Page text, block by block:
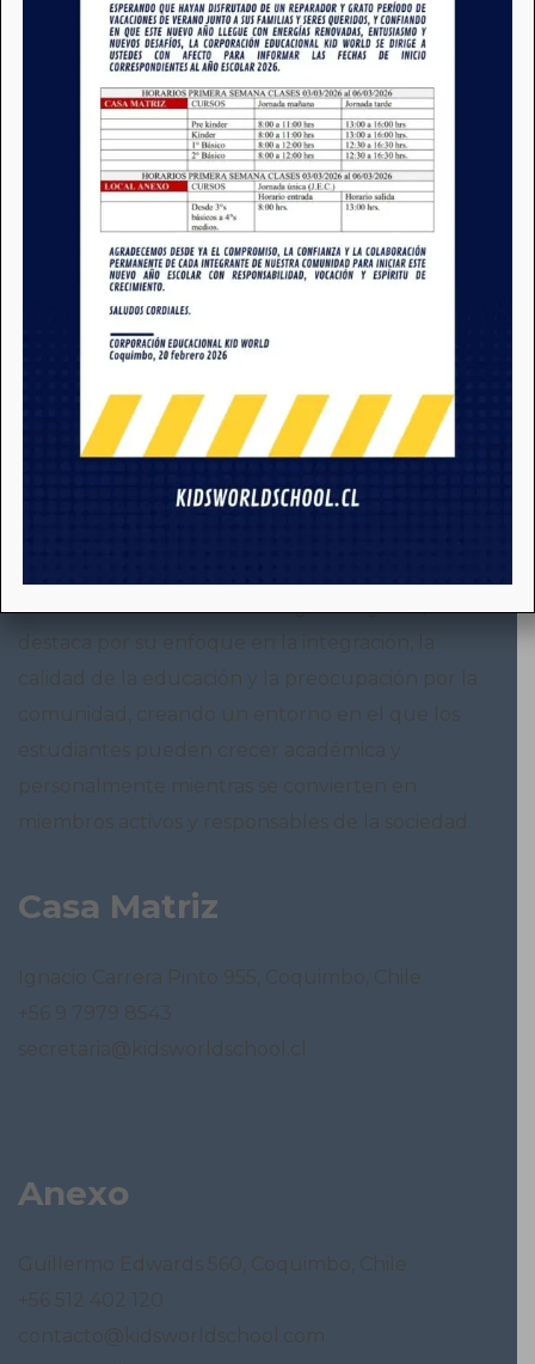
destaca por su enfoque en la integración, la
calidad de la educación y la preocupación por la
comunidad, creando un entorno en el que los
estudiantes pueden crecer académica y
personalmente mientras se convierten en
miembros activos y responsables de la sociedad.
Casa Matriz
Ignacio Carrera Pinto 955, Coquimbo, Chile
+56 9 7979 8543
secretaria@kidsworldschool.cl
Anexo
Guillermo Edwards 560, Coquimbo, Chile
+56 512 402 120
contacto@kidsworldschool.com